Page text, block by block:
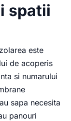
spatii
este
de acoperis
si numarului
sapa necesita
panouri